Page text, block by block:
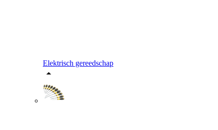
Elektrisch gereedschap